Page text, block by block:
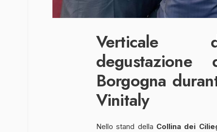
Verticale
Borgogna
Vinitaly
Nello stand della Collina dei